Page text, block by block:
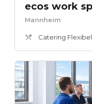
Mannheim
Catering Flexibel